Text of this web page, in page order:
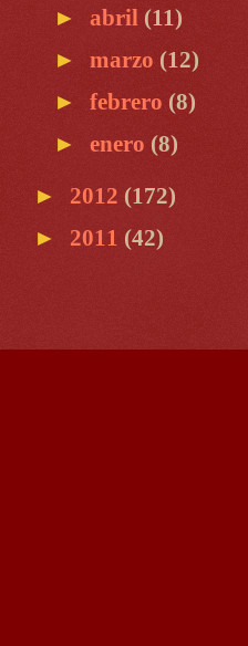
► abril (11)
► marzo (12)
► febrero (8)
► enero (8)
► 2012 (172)
► 2011 (42)